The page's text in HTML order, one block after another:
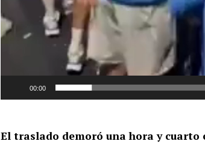
00:00
El traslado demoró una hora y